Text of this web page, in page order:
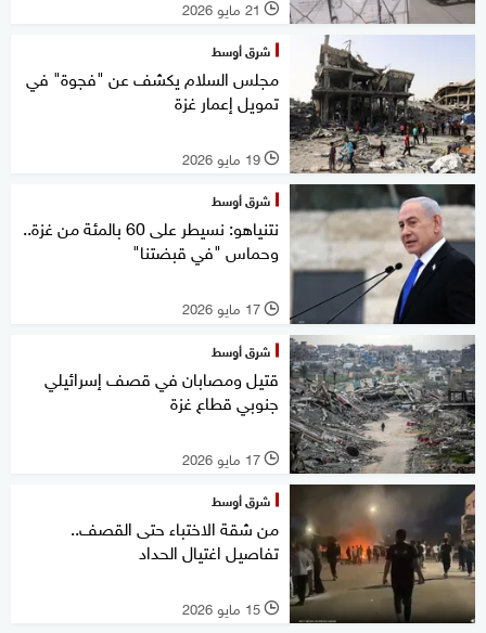
l 21 مايو 2026
شرق أوسط
مجلس السلام يكشف عن "فجوة" في
تمويل إعمار غزة
l 19 مايو 2026
شرق أوسط
نتنياهو: نسيطر على 60 بالمئة من غزة..
وحماس "في قبضتنا"
l 17 مايو 2026
شرق أوسط
قتيل ومصابان في قصف إسرائيلي
جنوبي قطاع غزة
l 17 مايو 2026
شرق أوسط
من شقة الاختباء حتى القصف..
تفاصيل اغتيال الحداد
l 15 مايو 2026